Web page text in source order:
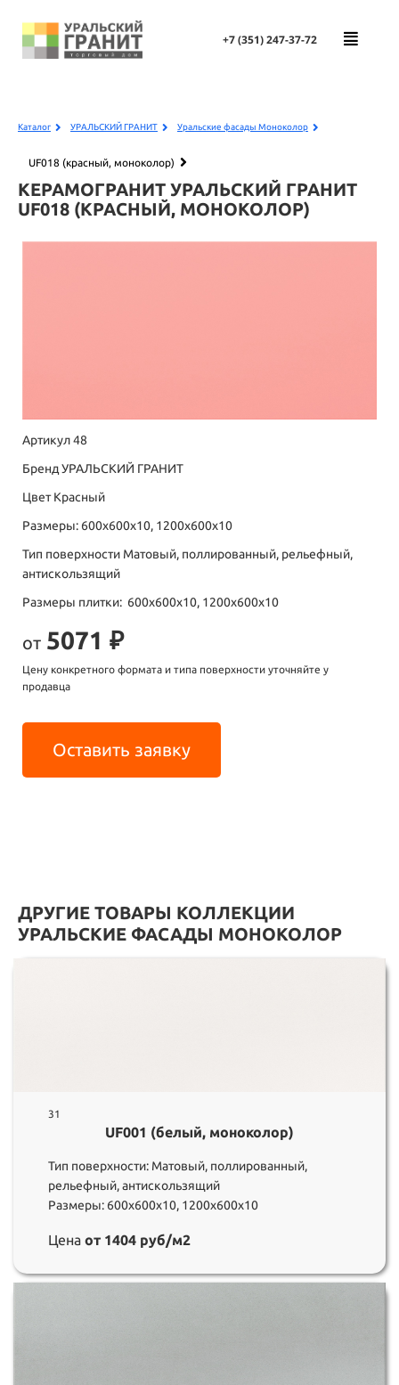
+7 (351)247-37-72
Каталог УРАЛЬСКИЙ ГРАНИТ Уральские фасады Моноколор
UF018 (красный, моноколор)
КЕРАМОГРАНИТ УРАЛЬСКИЙ ГРАНИТ
UF018 (КРАСНЫЙ, МОНОКОЛОР)
Артикул 48
Бренд УРАЛЬСКИЙ ГРАНИТ
Цвет Красный
Размеры: 600х600х10, 1200х600х10
Тип поверхности Матовый, поллированный, рельефный,
антискользящий
Размеры плитки: 600х600х10, 1200х600х10
от 5071 ₽
Цену конкретного формата и типа поверхности уточняйте у
продавца
Оставить заявку
ДРУГИЕ ТОВАРЫ КОЛЛЕКЦИИ
УРАЛЬСКИЕ ФАСАДЫ МОНОКОЛОР
31
UF001 (белый, моноколор)
Тип поверхности: Матовый, поллированный,
рельефный, антискользящий
Размеры: 600х600х10, 1200х600х10
Цена от 1404 руб/м2